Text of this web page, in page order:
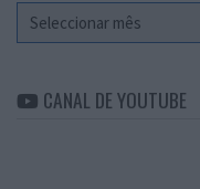
Arquivo
CANAL DE YOUTUBE